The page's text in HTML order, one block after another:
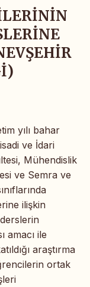
yılı bahar
ve İdari
Mühendislik
ve Semra ve
ilişkin
amacı ile
araştırma
ortak